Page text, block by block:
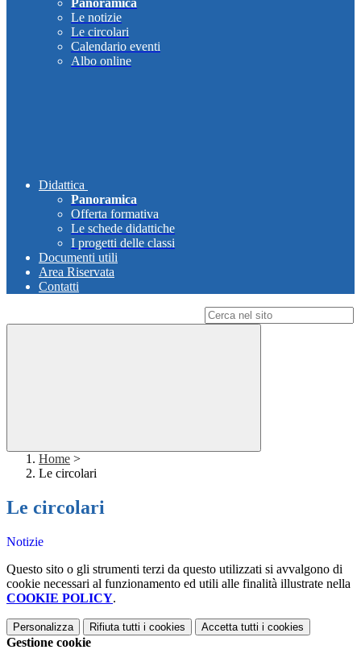
Panoramica
Le notizie
Le circolari
Calendario eventi
Albo online
Didattica
Panoramica
Offerta formativa
Le schede didattiche
I progetti delle classi
Documenti utili
Area Riservata
Contatti
Home >
Le circolari
Le circolari
Notizie
Questo sito o gli strumenti terzi da questo utilizzati si avvalgono di
cookie necessari al funzionamento ed utili alle finalità illustrate nella
COOKIE POLICY.
Personalizza Rifiuta tutti i cookies Accetta tutti i cookies
Gestione cookie